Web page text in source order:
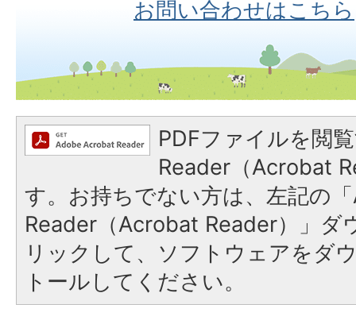
お問い合わせはこちら
PDFファイルを閲
Reader（Acrobat
す。お持ちでない方は、左記の
Reader（Acrobat Reader）」ダ
リックして、ソフトウェアをダ
トールしてください。